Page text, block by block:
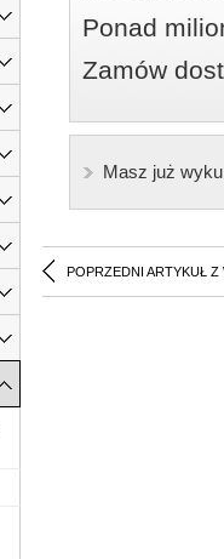
Ponad
Zamów
Masz już
POPRZEDNI ARTYKUŁ Z